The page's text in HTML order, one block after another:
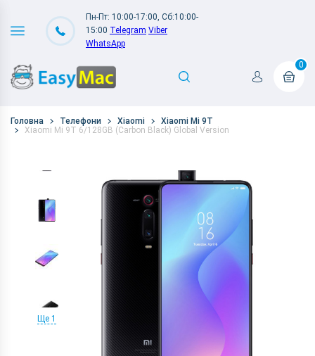
Пн-Пт: 10:00-17:00, Сб:10:00-
15:00 Telegram Viber
WhatsApp
0
Головна Телефони Xiaomi
Xiaomi Mi 9T
Xiaomi Mi 9T 6/128GB (Carbon Black) Global Version
Ще 1